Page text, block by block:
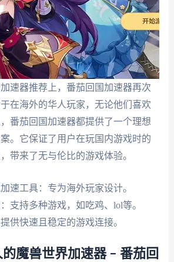
速器推荐上，番茄回国加速器再次
在海外的华人玩家，无论他们喜欢
番茄回国加速器都提供了一个理想
。它保证了用户在玩国内游戏时的
带来了无与伦比的游戏体验。
速工具：专为海外玩家设计。
支持多种游戏，如吃鸡、lol等。
供快速且稳定的游戏连接。
魔兽世界加速器 – 番茄回